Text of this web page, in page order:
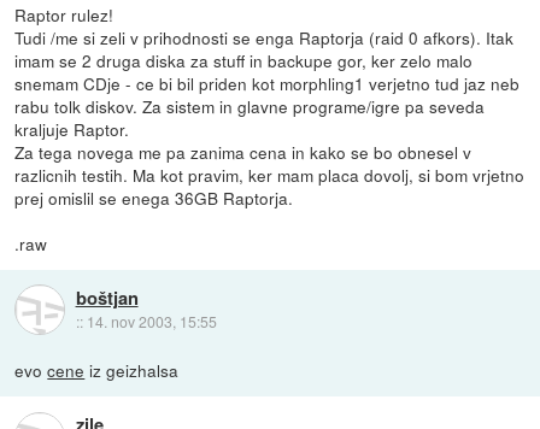
Raptor rulez!
Tudi /me si zeli v prihodnosti se enga Raptorja (raid 0 afkors). Itak
imam se 2 druga diska za stuff in backupe gor, ker zelo malo
snemam CDje - ce bi bil priden kot morphling1 verjetno tud jaz neb
rabu tolk diskov. Za sistem in glavne programe/igre pa seveda
kraljuje Raptor.
Za tega novega me pa zanima cena in kako se bo obnesel v
razlicnih testih. Ma kot pravim, ker mam placa dovolj, si bom vrjetno
prej omislil se enega 36GB Raptorja.
.raw
boštjan
:: 14. nov 2003, 15:55
evocene iz geizhalsa